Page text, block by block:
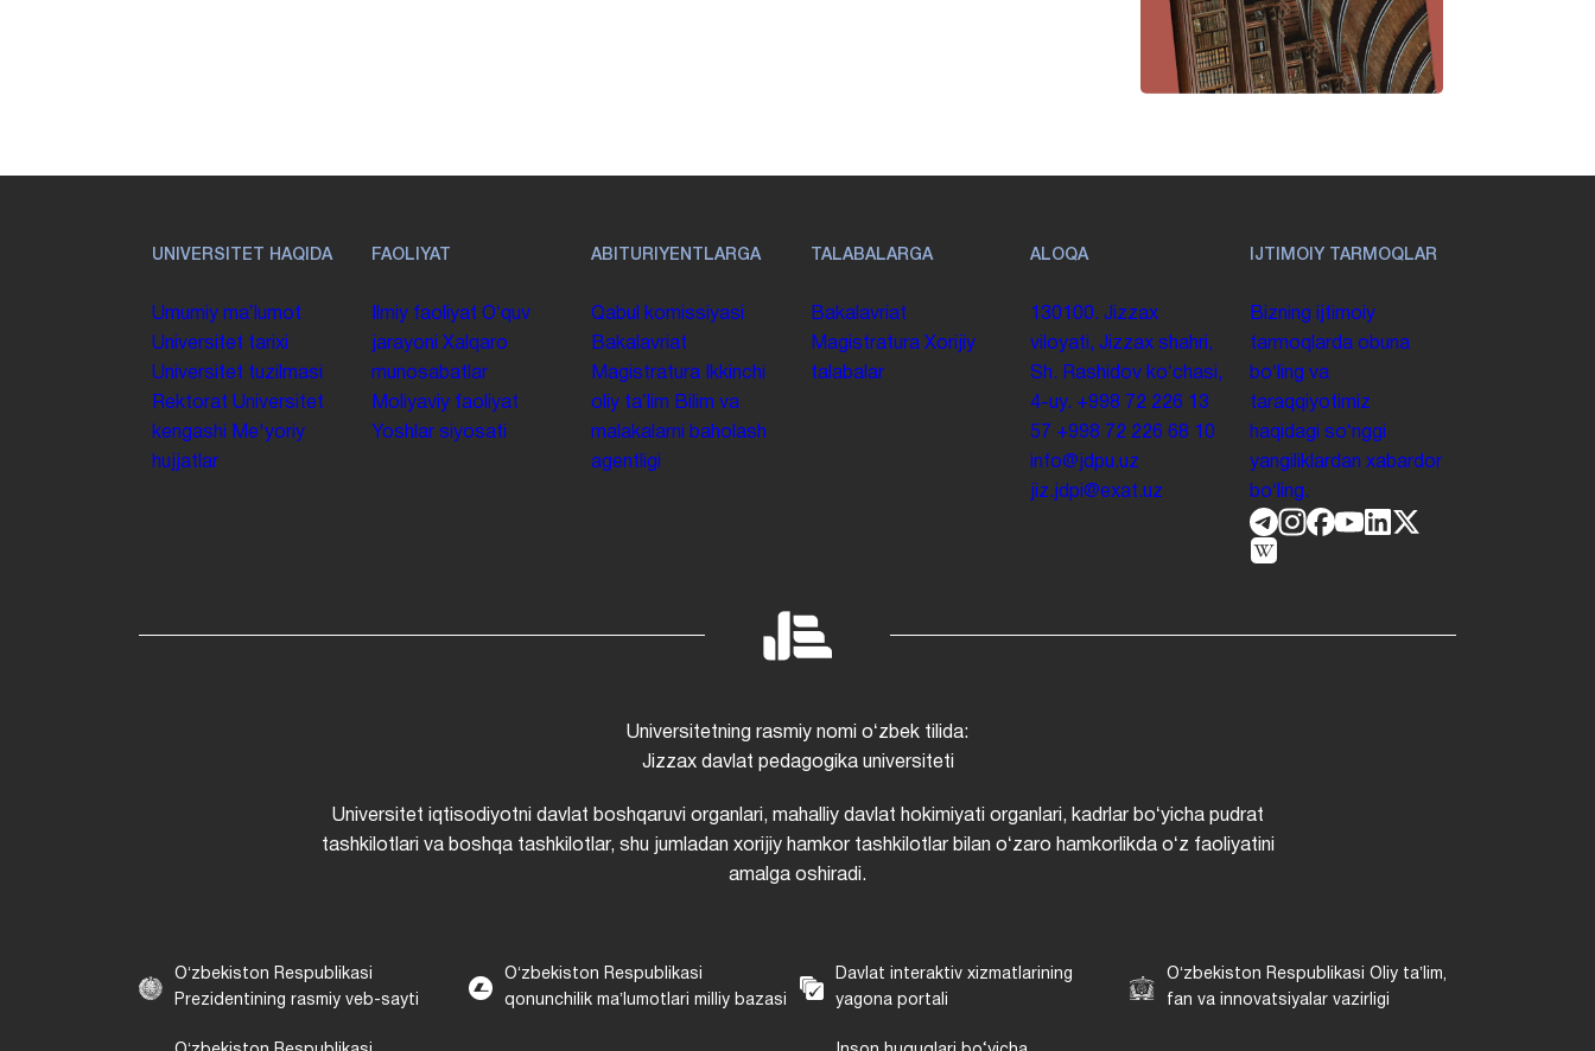
UNIVERSITET HAQIDA
Umumiy maʼlumot
Universitet tarixi
Universitet tuzilmasi
Rektorat Universitet
kengashi
Me'yoriy
hujjatlar
FAOLIYAT
Ilmiy faoliyat Oʻquv
jarayoni Xalqaro
munosabatlar
Moliyaviy faoliyat
Yoshlar siyosati
ABITURIYENTLARGA
Qabul komissiyasi
Bakalavriat
Magistratura
Ikkinchi
oliy taʼlim Bilim va
malakalarni baholash
agentligi
TALABALARGA
Bakalavriat
Magistratura Xorijiy
talabalar
ALOQA
130100. Jizzax
viloyati, Jizzax shahri,
Sh. Rashidov koʻchasi,
4-uy. +998 72 226 13
57 +998 72 226 68 10
info@jdpu.uz
jiz.jdpi@exat.uz
IJTIMOIY TARMOQLAR
Bizning ijtimoiy
tarmoqlarda obuna
boʻling va
taraqqiyotimiz
haqidagi soʻnggi
yangiliklardan xabardor
boʻling.
Universitetning rasmiy nomi oʻzbek tilida:
Jizzax davlat pedagogika universiteti
Universitet iqtisodiyotni davlat boshqaruvi organlari, mahalliy davlat hokimiyati organlari, kadrlar boʻyicha pudrat
tashkilotlari va boshqa tashkilotlar, shu jumladan xorijiy hamkor tashkilotlar bilan oʻzaro hamkorlikda oʻz faoliyatini
amalga oshiradi.
Oʻzbekiston Respublikasi
Prezidentining rasmiy veb-sayti
Oʻzbekiston Respublikasi
qonunchilik maʼlumotlari milliy bazasi
Davlat interaktiv xizmatlarining
yagona portali
Oʻzbekiston Respublikasi Oliy taʼlim,
fan va innovatsiyalar vazirligi